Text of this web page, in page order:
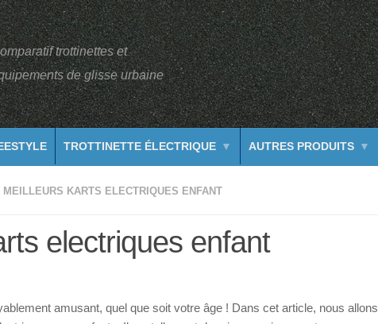
trottinettes et
de glisse urbaine
TROTTINETTE ÉLECTRIQUE AUTRES PRODUITS
MEILLEURS KARTS ELECTRIQUES ENFANT
electriques enfant
amusant, quel que soit votre âge ! Dans cet article, nous allons